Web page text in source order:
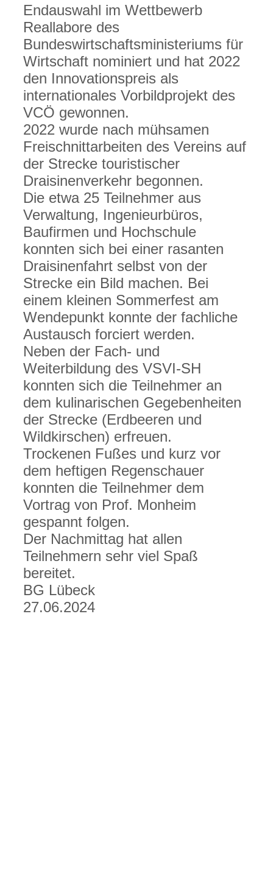
Endauswahl im Wettbewerb
Reallabore des
Bundeswirtschaftsministeriums für
Wirtschaft nominiert und hat 2022
den Innovationspreis als
internationales Vorbildprojekt des
VCÖ gewonnen.
2022 wurde nach mühsamen
Freischnittarbeiten des Vereins auf
der Strecke touristischer
Draisinenverkehr begonnen.
Die etwa 25 Teilnehmer aus
Verwaltung, Ingenieurbüros,
Baufirmen und Hochschule
konnten sich bei einer rasanten
Draisinenfahrt selbst von der
Strecke ein Bild machen. Bei
einem kleinen Sommerfest am
Wendepunkt konnte der fachliche
Austausch forciert werden.
Neben der Fach- und
Weiterbildung des VSVI-SH
konnten sich die Teilnehmer an
dem kulinarischen Gegebenheiten
der Strecke (Erdbeeren und
Wildkirschen) erfreuen.
Trockenen Fußes und kurz vor
dem heftigen Regenschauer
konnten die Teilnehmer dem
Vortrag von Prof. Monheim
gespannt folgen.
Der Nachmittag hat allen
Teilnehmern sehr viel Spaß
bereitet.
BG Lübeck
27.06.2024